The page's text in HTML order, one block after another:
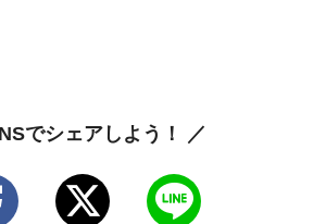
でシェアしよう！ ／